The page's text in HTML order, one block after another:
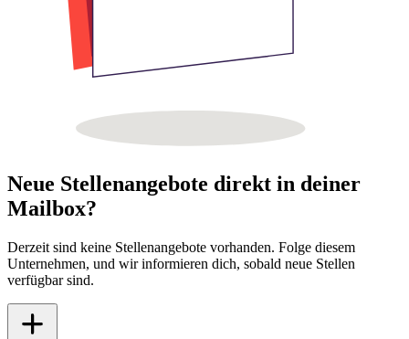
Neue Stellenangebote direkt in deiner
Mailbox?
Derzeit sind keine Stellenangebote vorhanden. Folge diesem
Unternehmen, und wir informieren dich, sobald neue Stellen
verfügbar sind.